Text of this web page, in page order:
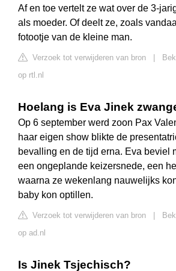
Af en toe vertelt ze wat over de 3-
als moeder. Of deelt ze, zoals
fotootje van de kleine man.
Verzoek tot verwijderen van bron
op rtl.nl
Hoelang is Eva Jinek
Op 6 september werd zoon Pax
haar eigen show blikte de
bevalling en de tijd erna. Eva beviel
een ongeplande keizersnede, een
waarna ze wekenlang nauwelijks
baby kon optillen.
Verzoek tot verwijderen van bron
op ad.nl
Is Jinek Tsjechisch?